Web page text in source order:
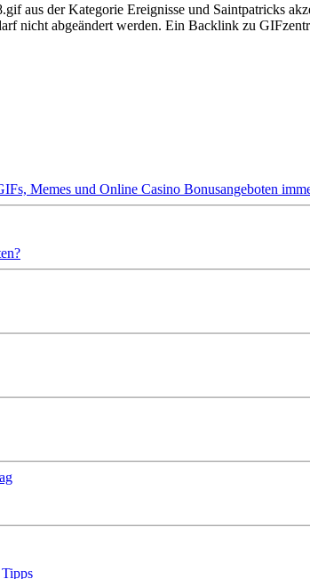
aus der Kategorie Ereignisse und Saintpatricks
nicht abgeändert werden. Ein Backlink zu
Memes und Online Casino Bonusangeboten